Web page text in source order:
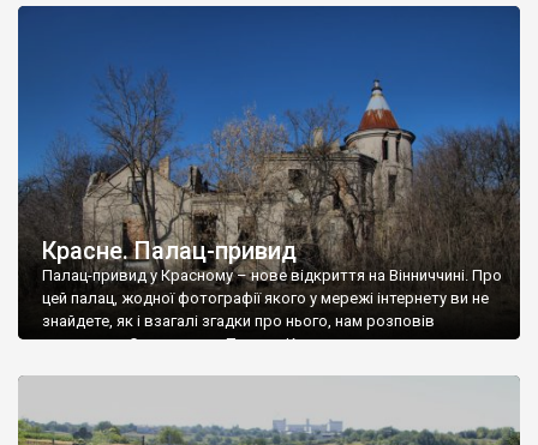
Красне. Палац-привид
Палац-привид у Красному – нове відкриття на Вінниччині. Про
цей палац, жодної фотографії якого у мережі інтернету ви не
знайдете, як і взагалі згадки про нього, нам розповів
мешканець Самгородка. Палац у Красному вразив не лише